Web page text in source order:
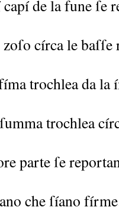
de la fune ſe
zoſo círca le
trochlea da
trochlea
parte ſe
che ſíano